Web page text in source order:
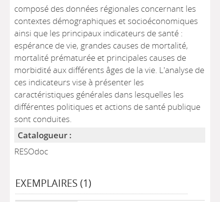
composé des données régionales concernant les
contextes démographiques et socioéconomiques
ainsi que les principaux indicateurs de santé :
espérance de vie, grandes causes de mortalité,
mortalité prématurée et principales causes de
morbidité aux différents âges de la vie. L'analyse de
ces indicateurs vise à présenter les
caractéristiques générales dans lesquelles les
différentes politiques et actions de santé publique
sont conduites.
Catalogueur :
RESOdoc
EXEMPLAIRES (1)